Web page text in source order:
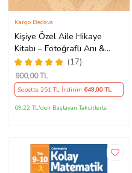
Kişiye Özel Aile Hikaye
Kitabı – Fotoğraflı Anı &
Masal Kitabı
(17)
Kargo Bedava
900,00 TL
Sepette 251 TL İndirim 649,00 TL
69,22 TL'den Başlayan Taksitlerle